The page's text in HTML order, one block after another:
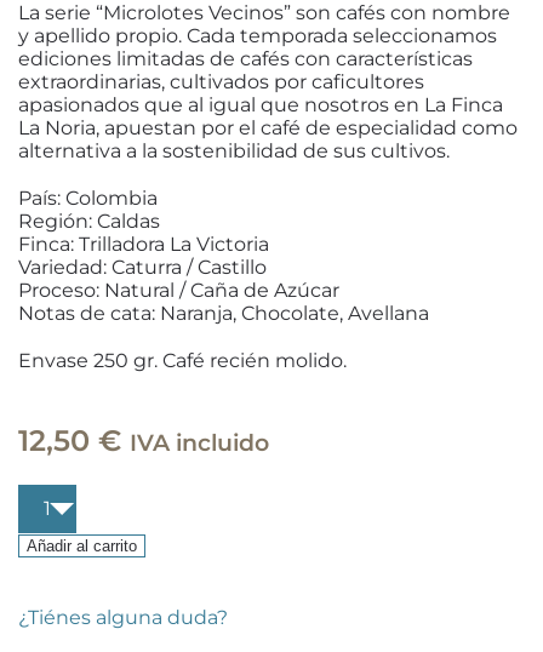
La serie “Microlotes Vecinos” son cafés con nombre
y apellido propio. Cada temporada seleccionamos
ediciones limitadas de cafés con características
extraordinarias, cultivados por caficultores
apasionados que al igual que nosotros en La Finca
La Noria, apuestan por el café de especialidad como
alternativa a la sostenibilidad de sus cultivos.
País: Colombia
Región: Caldas
Finca: Trilladora La Victoria
Variedad: Caturra / Castillo
Proceso: Natural / Caña de Azúcar
Notas de cata: Naranja, Chocolate, Avellana
Envase 250 gr. Café recién molido.
12,50 € IVA incluido
Café
especialidad
Decaf
Añadir al carrito
¿Tiénes alguna duda?